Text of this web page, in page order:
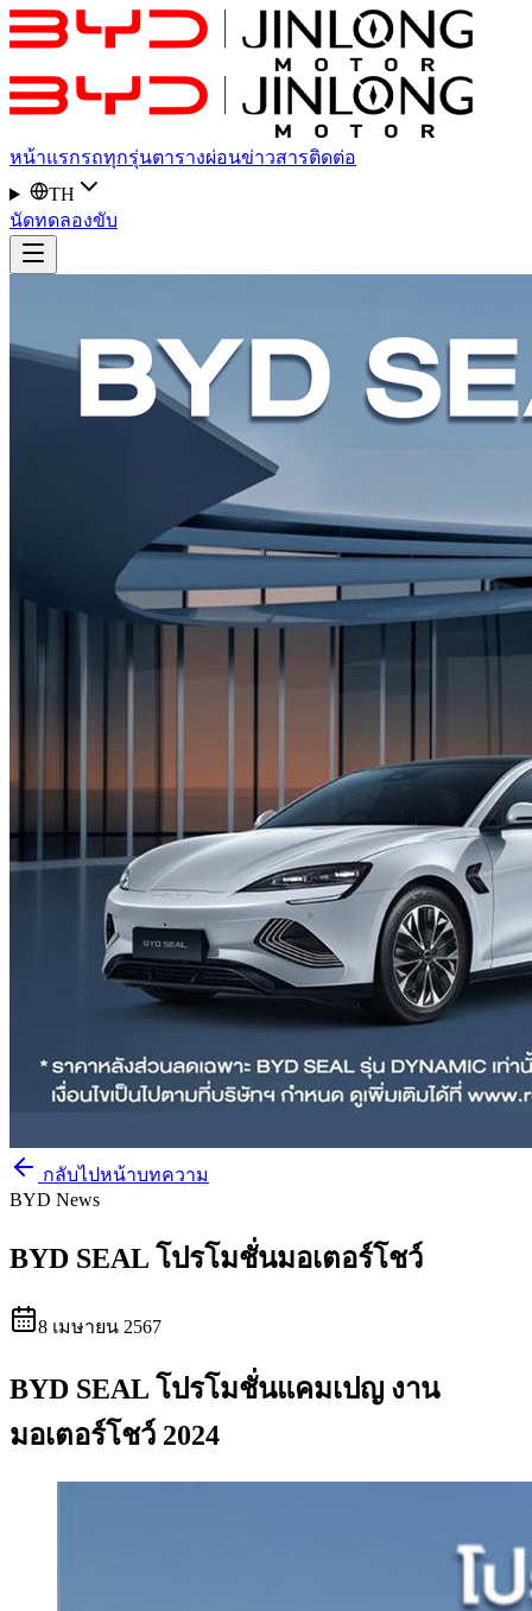
หน้าแรกรถทุกรุ่นตารางผ่อนข่าวสารติดต่อ
TH
นัดทดลองขับ
กลับไปหน้าบทความ
BYD News
BYD SEAL โปรโมชั่นมอเตอร์โชว์
8 เมษายน 2567
BYD SEAL โปรโมชั่นแคมเปญ งาน
มอเตอร์โชว์ 2024